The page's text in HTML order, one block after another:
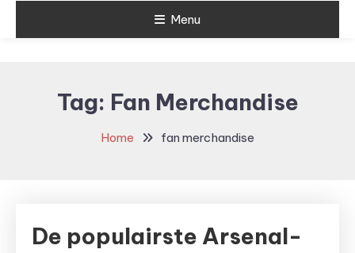
Menu
Tag: Fan Merchandise
Home fan merchandise
De populairste Arsenal-